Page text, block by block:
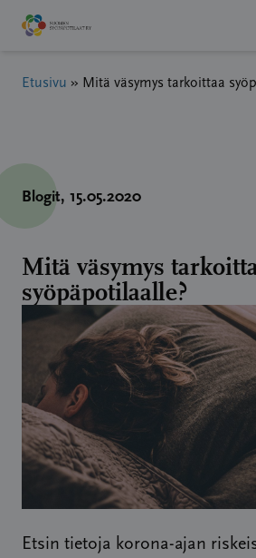
Hyppää
sisältöön
Etusivu » Mitä väsymys tarkoittaa
Blogit, 15.05.2020
Mitä väsymys
syöpäpotilaalle?
Etsin tietoja korona-ajan